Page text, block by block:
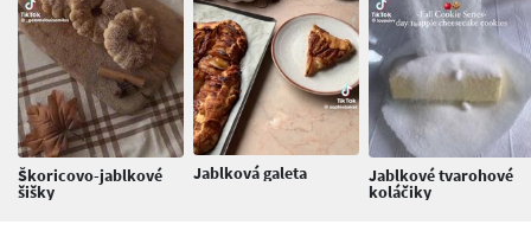
Škoricovo-jablkové
šišky
Jablková galeta Jablkové tvarohové
koláčiky